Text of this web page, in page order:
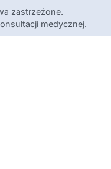
zastrzeżone.
medycznej.